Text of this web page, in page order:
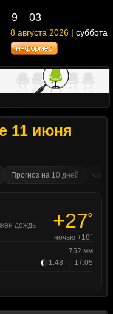
9 03
8 августа 2026 | суббота
11 июня
Прогноз на 10 дней
дождь +27°
ночью +18°
752 мм
1:48 → 17:05